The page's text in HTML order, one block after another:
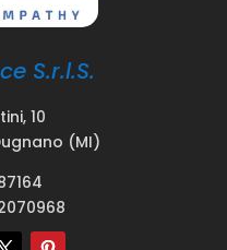
S.r.l.S.
10
(MI)